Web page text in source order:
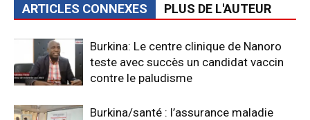
ARTICLES CONNEXES PLUS DE L'AUTEUR
Burkina: Le centre clinique de Nanoro
teste avec succès un candidat vaccin
contre le paludisme
Burkina/santé : l’assurance maladie